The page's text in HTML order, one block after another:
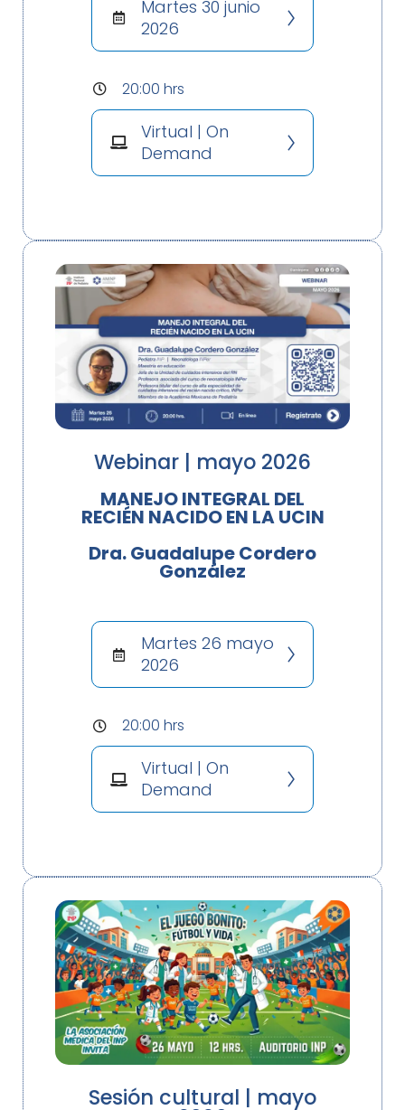
Martes 30 junio
2026
20:00 hrs
Virtual | On
Demand
Webinar | mayo 2026
MANEJO INTEGRAL DEL
RECIÉN NACIDO EN LA UCIN
Dra. Guadalupe Cordero
González
Martes 26 mayo
2026
20:00 hrs
Virtual | On
Demand
Sesión cultural | mayo